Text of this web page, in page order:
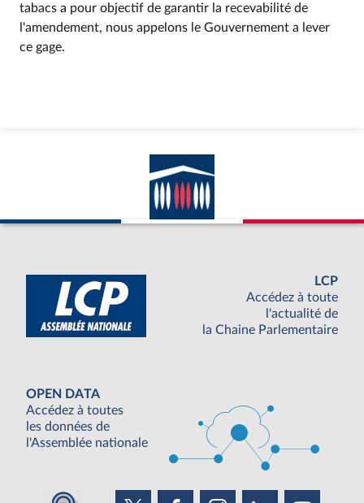
tabacs a pour objectif de garantir la recevabilité de
l'amendement, nous appelons le Gouvernement a lever
ce gage.
LCP
Accédez à toute
l'actualité de
la Chaine Parlementaire
OPEN DATA
Accédez à toutes
les données de
l'Assemblée nationale